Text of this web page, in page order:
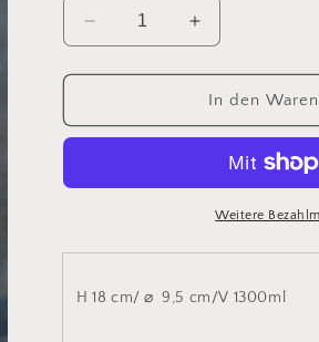
Verringere
die
Menge
Mühlenkrug
14021
Erhöhe
die
Menge
für
Mühlenkrug
14021
In den
Weitere
H 18 cm/⌀9,5 cm/V 1300ml